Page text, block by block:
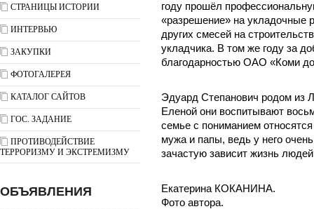
СТРАНИЦЫ ИСТОРИИ
ИНТЕРВЬЮ
ЗАКУПКИ
ФОТОГАЛЕРЕЯ
КАТАЛОГ САЙТОВ
ГОС. ЗАДАНИЕ
ПРОТИВОДЕЙСТВИЕ
ТЕРРОРИЗМУ И ЭКСТРЕМИЗМУ
ОБЪЯВЛЕНИЯ
году прошёл
«разрешение» на укладочные
других смесей на
укладчика. В том же году за
благодарностью ОАО «Коми
Эдуард Степанович родом из
Еленой они воспитывают
семье с пониманием
мужа и папы, ведь у него
зачастую зависит жизнь
Екатерина КОКАНИНА.
Фото автора.